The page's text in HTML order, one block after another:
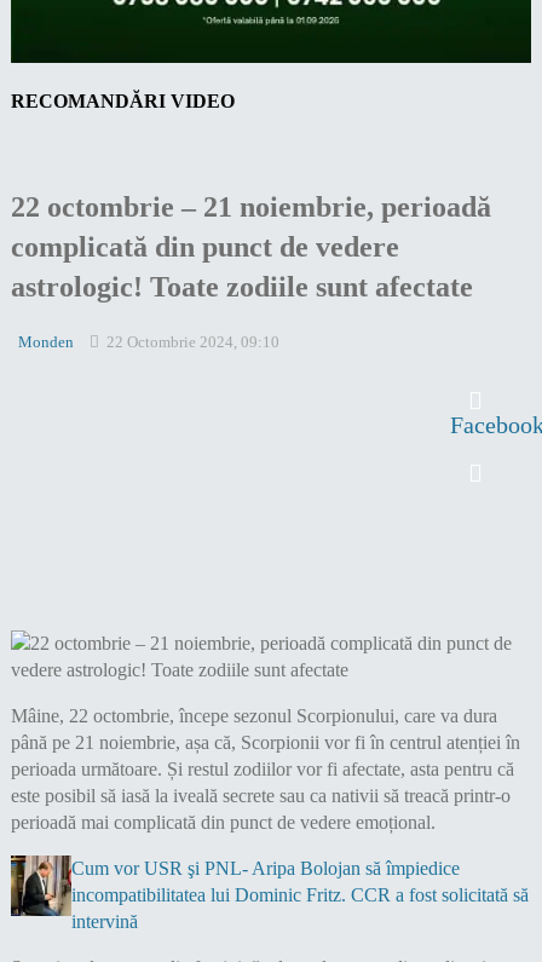
RECOMANDĂRI VIDEO
22 octombrie – 21 noiembrie, perioadă
complicată din punct de vedere
astrologic! Toate zodiile sunt afectate
Monden 22 Octombrie 2024, 09:10
Mâine, 22 octombrie, începe sezonul Scorpionului, care va dura
până pe 21 noiembrie, așa că, Scorpionii vor fi în centrul atenției în
perioada următoare. Și restul zodiilor vor fi afectate, asta pentru că
este posibil să iasă la iveală secrete sau ca nativii să treacă printr-o
perioadă mai complicată din punct de vedere emoțional.
Cum vor USR şi PNL- Aripa Bolojan să împiedice
incompatibilitatea lui Dominic Fritz. CCR a fost solicitată să
intervină